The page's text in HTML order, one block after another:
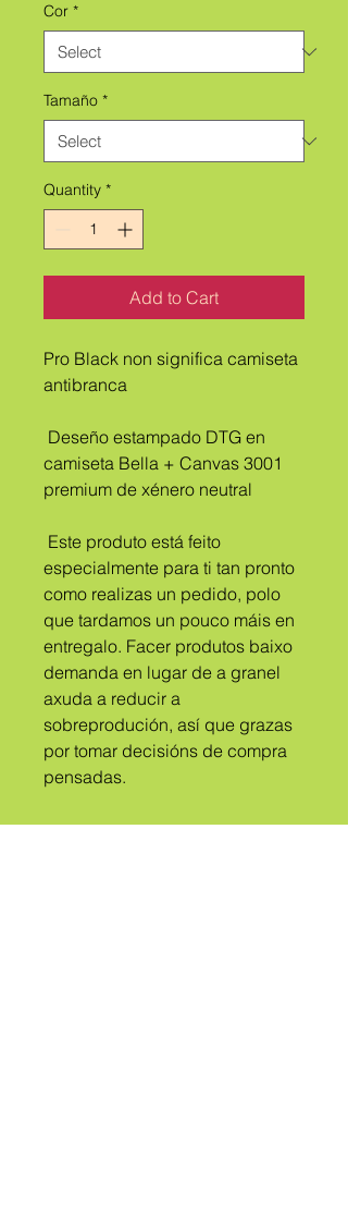
Cor *
Tamaño *
Quantity *
Add to Cart
Pro Black non significa camiseta
antibranca
camiseta Bella + Canvas 3001
premium de xénero neutral
especialmente para ti tan pronto
como realizas un pedido, polo
que tardamos un pouco máis en
entregalo. Facer produtos baixo
demanda en lugar de a granel
axuda a reducir a
sobreprodución, así que grazas
por tomar decisións de compra
pensadas.